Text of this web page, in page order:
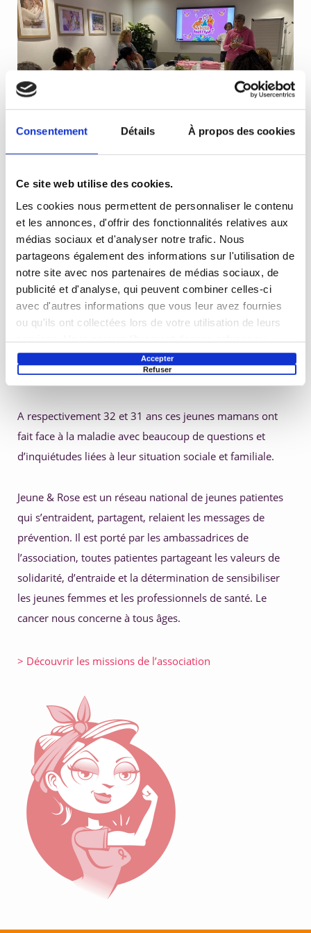
Consentement Détails À propos des cookies
Ce site web utilise des cookies.
Les cookies nous permettent de personnaliser le contenu
et les annonces, d'offrir des fonctionnalités relatives aux
médias sociaux et d'analyser notre trafic. Nous
partageons également des informations sur l'utilisation de
notre site avec nos partenaires de médias sociaux, de
publicité et d'analyse, qui peuvent combiner celles-ci
avec d'autres informations que vous leur avez fournies
ou qu'ils ont collectées lors de votre utilisation de leurs
services. Vous pouvez librement donner, refuser ou
retirer votre consentement en sélectionnant les finalités
ci-dessous. Vous pouvez à tout moment modifier vos
choix en cliquant sur le lien « Paramétrer les cookies »
Accepter
Refuser
Le collectif des jeunes
femmes touchées par un
cancer du sein
Créée en avril 2017, Jeune & Rose est née de la rencontre
couloirs de l’hôpital à Bordeaux alors qu’elles étaient
toutes les deux en pleine lutte contre un cancer du sein.
A respectivement 32 et 31 ans ces jeunes mamans ont
fait face à la maladie avec beaucoup de questions et
d’inquiétudes liées à leur situation sociale et familiale.
Jeune & Rose est un réseau national de jeunes patientes
qui s’entraident, partagent, relaient les messages de
prévention. Il est porté par les ambassadrices de
l’association, toutes patientes partageant les valeurs de
solidarité, d’entraide et la détermination de sensibiliser
les jeunes femmes et les professionnels de santé. Le
cancer nous concerne à tous âges.
> Découvrir les missions de l’association